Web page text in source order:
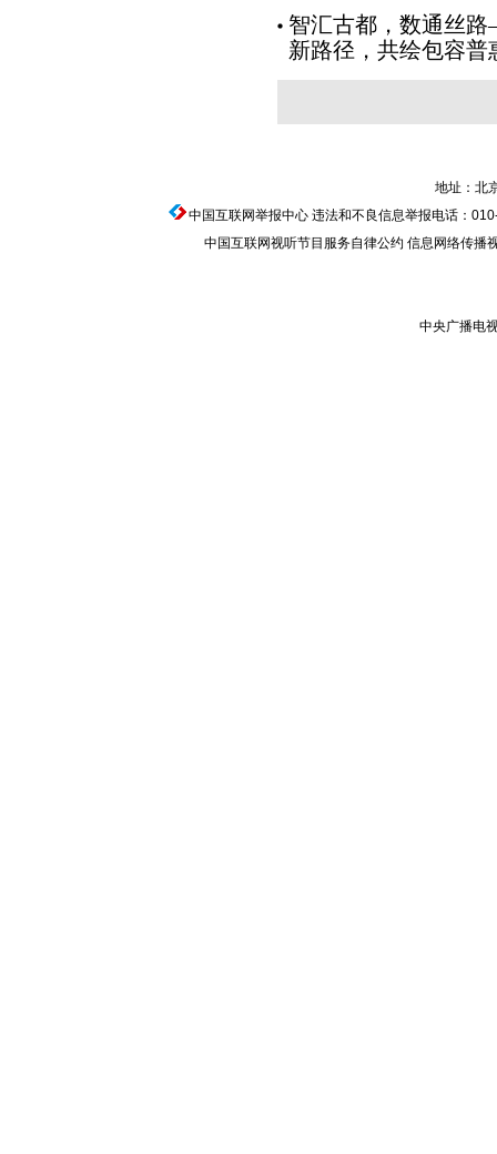
智汇古都，数通丝
新路径，共绘包容普
地址：北
中国互联网举报中心违法和不良信息举报电话：
中国互联网视听节目服务自律公约 信息网络传
中央广播电